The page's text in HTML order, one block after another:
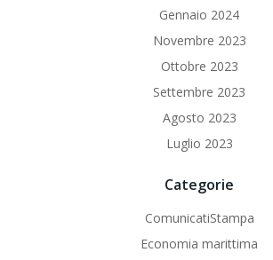
Gennaio 2024
Novembre 2023
Ottobre 2023
Settembre 2023
Agosto 2023
Luglio 2023
Categorie
ComunicatiStampa
Economia marittima